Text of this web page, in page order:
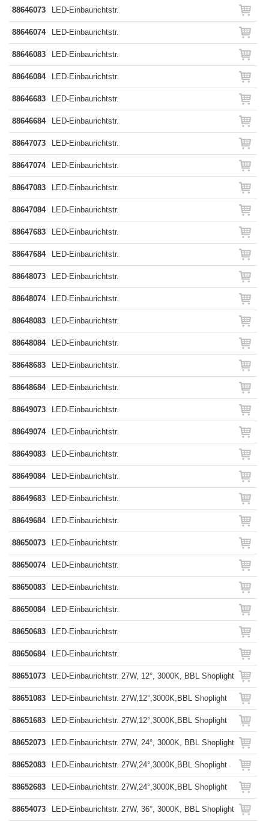
88646073 LED-Einbaurichtstr.
88646074 LED-Einbaurichtstr.
88646083 LED-Einbaurichtstr.
88646084 LED-Einbaurichtstr.
88646683 LED-Einbaurichtstr.
88646684 LED-Einbaurichtstr.
88647073 LED-Einbaurichtstr.
88647074 LED-Einbaurichtstr.
88647083 LED-Einbaurichtstr.
88647084 LED-Einbaurichtstr.
88647683 LED-Einbaurichtstr.
88647684 LED-Einbaurichtstr.
88648073 LED-Einbaurichtstr.
88648074 LED-Einbaurichtstr.
88648083 LED-Einbaurichtstr.
88648084 LED-Einbaurichtstr.
88648683 LED-Einbaurichtstr.
88648684 LED-Einbaurichtstr.
88649073 LED-Einbaurichtstr.
88649074 LED-Einbaurichtstr.
88649083 LED-Einbaurichtstr.
88649084 LED-Einbaurichtstr.
88649683 LED-Einbaurichtstr.
88649684 LED-Einbaurichtstr.
88650073 LED-Einbaurichtstr.
88650074 LED-Einbaurichtstr.
88650083 LED-Einbaurichtstr.
88650084 LED-Einbaurichtstr.
88650683 LED-Einbaurichtstr.
88650684 LED-Einbaurichtstr.
88651073 LED-Einbaurichtstr. 27W, 12°, 3000K, BBL Shoplight
88651083 LED-Einbaurichtstr. 27W,12°,3000K,BBL Shoplight
88651683 LED-Einbaurichtstr. 27W,12°,3000K,BBL Shoplight
88652073 LED-Einbaurichtstr. 27W, 24°, 3000K, BBL Shoplight
88652083 LED-Einbaurichtstr. 27W,24°,3000K,BBL Shoplight
88652683 LED-Einbaurichtstr. 27W,24°,3000K,BBL Shoplight
88654073 LED-Einbaurichtstr. 27W, 36°, 3000K, BBL Shoplight